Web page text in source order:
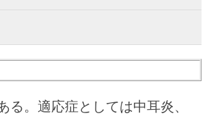
。適応症としては中耳炎、